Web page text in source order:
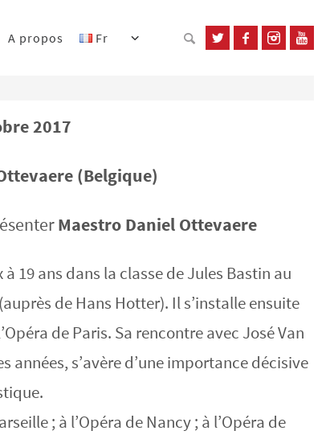
A propos Fr
2017
(Belgique)
Maestro Daniel Ottevaere
19 ans dans la classe de Jules Bastin au
de Hans Hotter). Il s’installe ensuite
de Paris. Sa rencontre avec José Van
années, s’avère d’une importance décisive
; à l’Opéra de Nancy ; à l’Opéra de